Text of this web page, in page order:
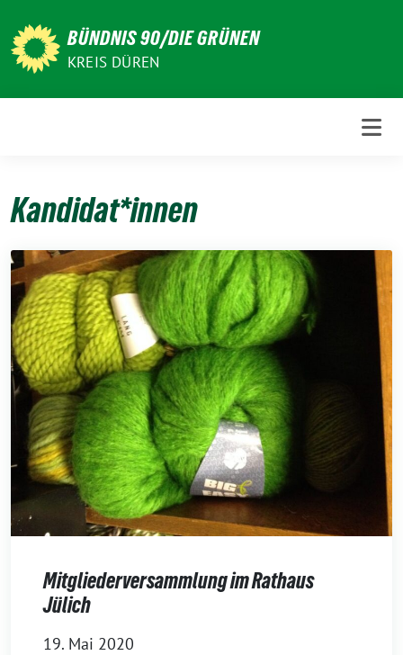
zum
Inhalt
BÜNDNIS 90/DIE GRÜNEN
KREIS DÜREN
Kandidat*innen
Mitgliederversammlung im Rathaus
Jülich
19. Mai 2020